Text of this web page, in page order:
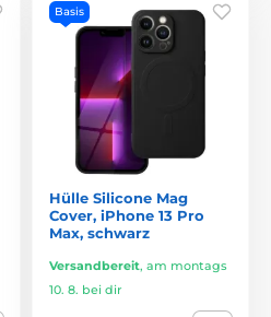
Basis
Hülle Silicone Mag
Cover, iPhone 13 Pro
Max, schwarz
Versandbereit, am montags
10. 8. bei dir